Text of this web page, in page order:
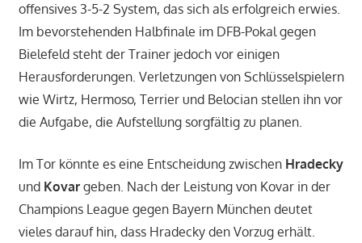
offensives 3-5-2 System, das sich als erfolgreich erwies.
Im bevorstehenden Halbfinale im DFB-Pokal gegen
Bielefeld steht der Trainer jedoch vor einigen
Herausforderungen. Verletzungen von Schlüsselspielern
wie Wirtz, Hermoso, Terrier und Belocian stellen ihn vor
die Aufgabe, die Aufstellung sorgfältig zu planen.
Im Tor könnte es eine Entscheidung zwischen Hradecky
und Kovargeben. Nach der Leistung von Kovar in der
Champions League gegen Bayern München deutet
vieles darauf hin, dass Hradecky den Vorzug erhält.